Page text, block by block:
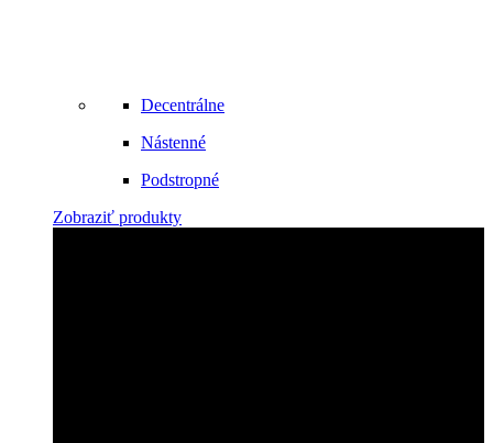
Decentrálne
Nástenné
Podstropné
Zobraziť produkty